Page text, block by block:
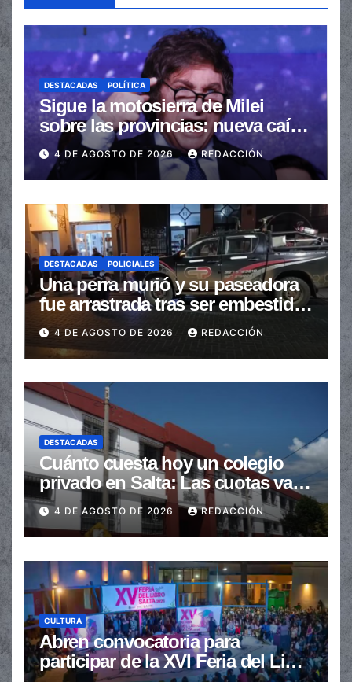
DESTACADAS POLÍTICA
Sigue la motosierra de Milei
sobre las provincias: nueva caída
de las transferencias no
automáticas
4 DE AGOSTO DE 2026 REDACCIÓN
DESTACADAS POLICIALES
Una perra murió y su paseadora
fue arrastrada tras ser embestidas
en la senda peatonal
4 DE AGOSTO DE 2026 REDACCIÓN
DESTACADAS
Cuánto cuesta hoy un colegio
privado en Salta: Las cuotas van
de $110.000 a más de $600.000
4 DE AGOSTO DE 2026 REDACCIÓN
CULTURA
Abren convocatoria para
participar de la XVI Feria del Libro